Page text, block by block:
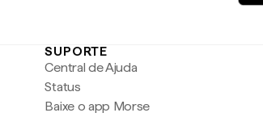
SUPORTE
Central de Ajuda
Status
Baixe o app Morse